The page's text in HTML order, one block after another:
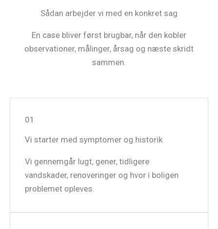
Sådan arbejder vi med en konkret sag
En case bliver først brugbar, når den kobler
observationer, målinger, årsag og næste skridt
sammen.
01
Vi starter med symptomer og historik
Vi gennemgår lugt, gener, tidligere
vandskader, renoveringer og hvor i boligen
problemet opleves.